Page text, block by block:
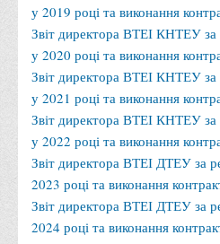
Як розпізнати глорифікацію
України та протистояти їй?
Правила безпеки під час війни
Соціальна реклама
Правила поведінки у разі
предметів
Протидія торгівлі людьми
Дії населення в умовах
характеру
у 2019 році та виконання
Звіт директора ВТЕІ КНТЕУ за
у 2020 році та виконання
Звіт директора ВТЕІ КНТЕУ за
у 2021 році та виконання
Звіт директора ВТЕІ КНТЕУ за
у 2022 році та виконання
Звіт директора ВТЕІ ДТЕУ за
2023 році та виконання
Звіт директора ВТЕІ ДТЕУ за
2024 році та виконання